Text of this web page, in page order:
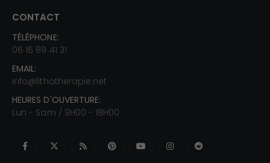
CONTACT
TÉLÉPHONE:
06 16 89 41 31
EMAIL:
info@lithotherapie.net
HEURES D'OUVERTURE:
Lun - Sam / 9H00 - 18H00